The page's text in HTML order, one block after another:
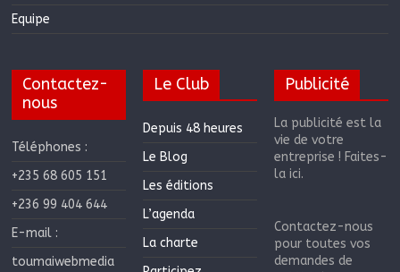
Equipe
Contactez-
nous
Téléphones :
+235 68 605 151
+236 99 404 644
E-mail :
toumaiwebmedia
Le Club
Depuis 48 heures
Le Blog
Les éditions
L’agenda
La charte
Publicité
La publicité est la
vie de votre
entreprise ! Faites-
la ici.
Contactez-nous
pour toutes vos
demandes de